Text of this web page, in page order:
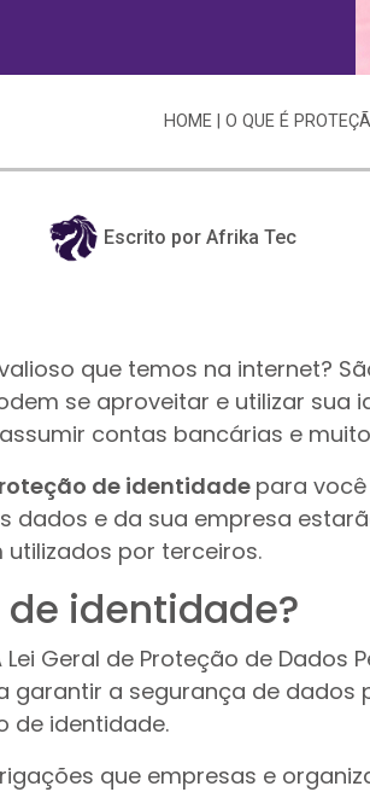
HOME O QUE É
Escrito por Afrika Tec
que temos na internet?
se aproveitar e utilizar sua
contas bancárias e
de identidade para você
dados e da sua empresa
por terceiros.
identidade?
Geral de Proteção de Dados
garantir a segurança de dados
de identidade.
que empresas e